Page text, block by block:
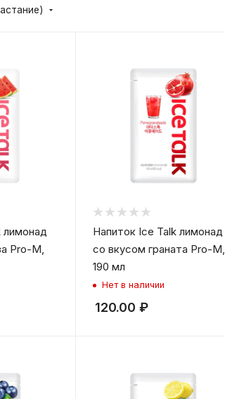
лимонад
Pro-M,
Напиток Ice Talk лимонад
со вкусом граната Pro-M,
190 мл
Нет в наличии
120.00 ₽